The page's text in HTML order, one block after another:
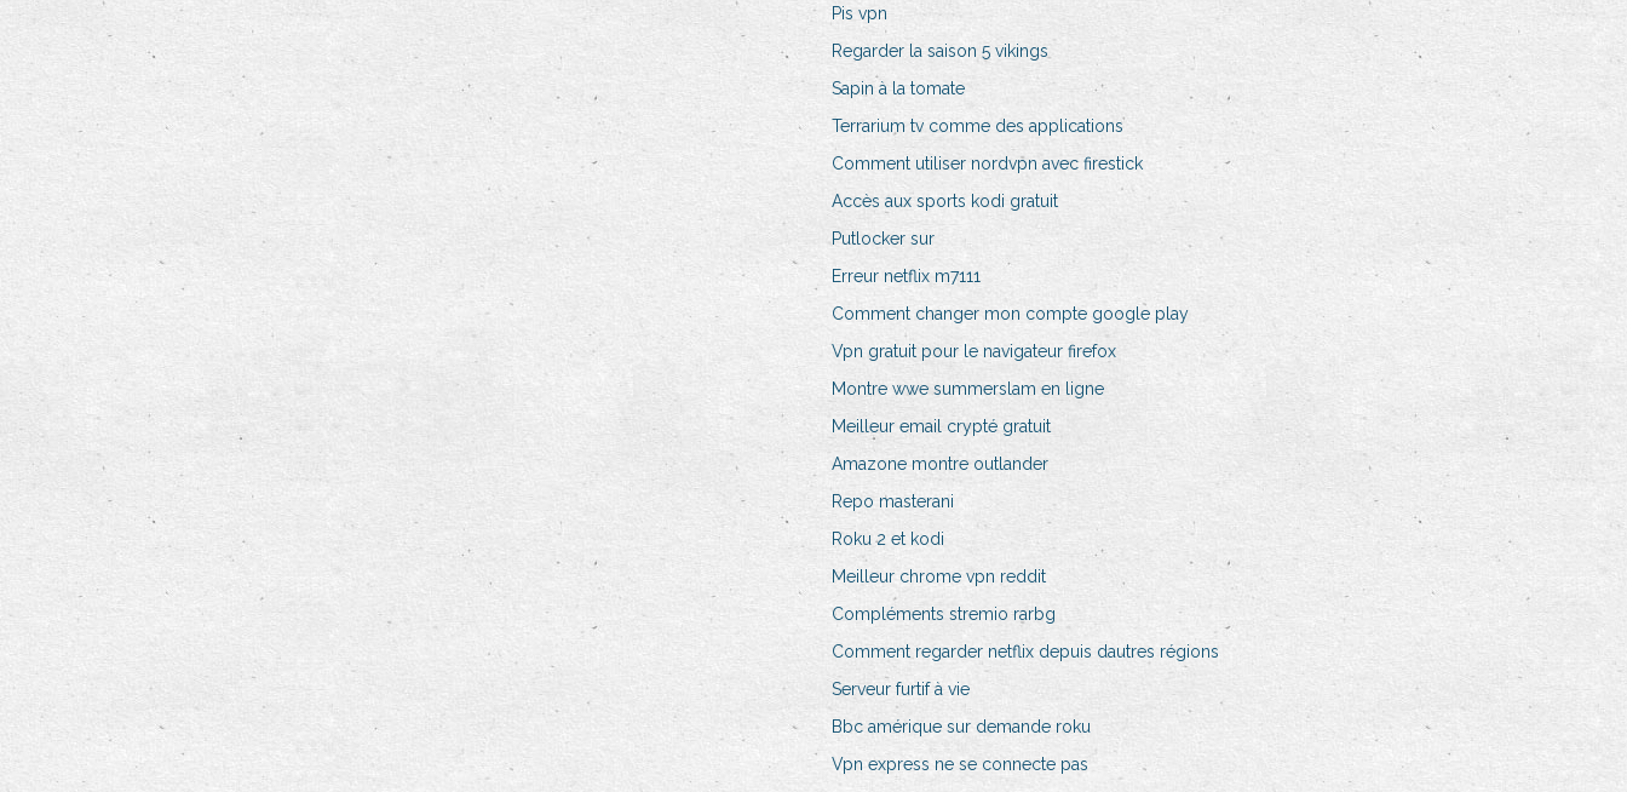
Pis vpn
Regarder la saison 5 vikings
Sapin à la tomate
Terrarium tv comme des applications
Comment utiliser nordvpn avec firestick
Accès aux sports kodi gratuit
Putlocker sur
Erreur netflix m7111
Comment changer mon compte google play
Vpn gratuit pour le navigateur firefox
Montre wwe summerslam en ligne
Meilleur email crypté gratuit
Amazone montre outlander
Repo masterani
Roku 2 et kodi
Meilleur chrome vpn reddit
Compléments stremio rarbg
Comment regarder netflix depuis dautres régions
Serveur furtif à vie
Bbc amérique sur demande roku
Vpn express ne se connecte pas